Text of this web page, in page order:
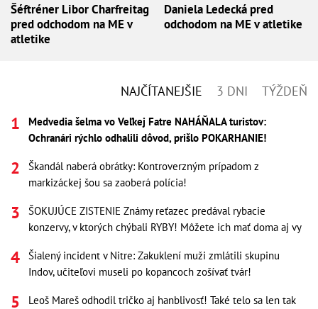
Šéftréner Libor Charfreitag
pred odchodom na ME v
atletike
Daniela Ledecká pred
odchodom na ME v atletike
NAJČÍTANEJŠIE 3 DNI TÝŽDEŇ
Medvedia šelma vo Veľkej Fatre NAHÁŇALA turistov:
Ochranári rýchlo odhalili dôvod, prišlo POKARHANIE!
Škandál naberá obrátky: Kontroverzným prípadom z
markizáckej šou sa zaoberá polícia!
ŠOKUJÚCE ZISTENIE Známy reťazec predával rybacie
konzervy, v ktorých chýbali RYBY! Môžete ich mať doma aj vy
Šialený incident v Nitre: Zakuklení muži zmlátili skupinu
Indov, učiteľovi museli po kopancoch zošívať tvár!
Leoš Mareš odhodil tričko aj hanblivosť! Také telo sa len tak